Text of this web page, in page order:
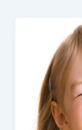
BRUXISMO
INFANTIL